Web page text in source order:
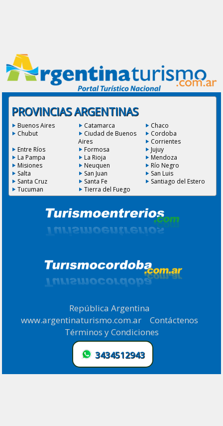
PROVINCIAS ARGENTINAS
Buenos Aires Catamarca
Chaco
Chubut
Ciudad de Buenos
Aires
Cordoba
Corrientes
Entre Ríos
Formosa
Jujuy
La Pampa
La Rioja
Mendoza
Misiones
Neuquen
Río Negro
Salta
San Juan
San Luis
Santa Cruz
Santa Fe
Santiago del Estero
Tucuman
Tierra del Fuego
República Argentina
www.argentinaturismo.com.ar| Contáctenos
Términos y Condiciones
3434512943